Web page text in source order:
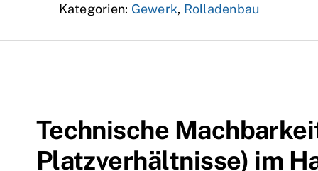
Kategorien: Gewerk, Rolladenbau
Technische
Platzverhältnisse) im